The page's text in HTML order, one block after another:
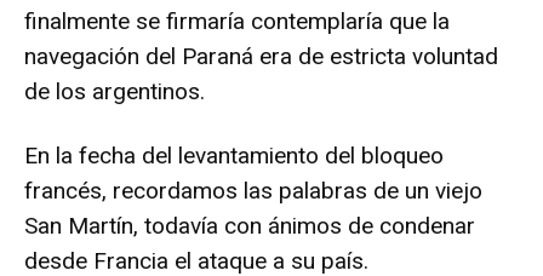
finalmente se firmaría contemplaría que la
navegación del Paraná era de estricta voluntad
de los argentinos.
En la fecha del levantamiento del bloqueo
francés, recordamos las palabras de un viejo
San Martín, todavía con ánimos de condenar
desde Francia el ataque a su país.